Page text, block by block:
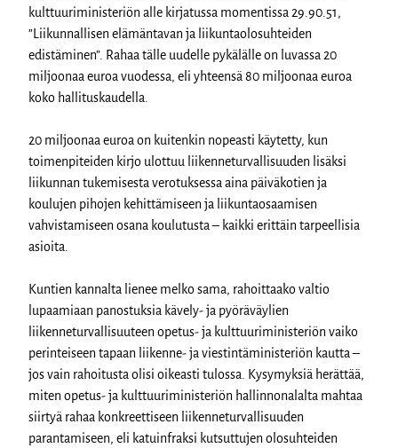
kulttuuriministeriön alle kirjatussa momentissa 29.90.51,
”Liikunnallisen elämäntavan ja liikuntaolosuhteiden
edistäminen”. Rahaa tälle uudelle pykälälle on luvassa 20
miljoonaa euroa vuodessa, eli yhteensä 80 miljoonaa euroa
koko hallituskaudella.
20 miljoonaa euroa on kuitenkin nopeasti käytetty, kun
toimenpiteiden kirjo ulottuu liikenneturvallisuuden lisäksi
liikunnan tukemisesta verotuksessa aina päiväkotien ja
koulujen pihojen kehittämiseen ja liikuntaosaamisen
vahvistamiseen osana koulutusta – kaikki erittäin tarpeellisia
asioita.
Kuntien kannalta lienee melko sama, rahoittaako valtio
lupaamiaan panostuksia kävely- ja pyöräväylien
liikenneturvallisuuteen opetus- ja kulttuuriministeriön vaiko
perinteiseen tapaan liikenne- ja viestintäministeriön kautta –
jos vain rahoitusta olisi oikeasti tulossa. Kysymyksiä herättää,
miten opetus- ja kulttuuriministeriön hallinnonalalta mahtaa
siirtyä rahaa konkreettiseen liikenneturvallisuuden
parantamiseen, eli katuinfraksi kutsuttujen olosuhteiden